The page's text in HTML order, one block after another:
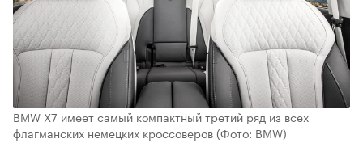
BMW X7 имеет самый компактный третий ряд из всех
флагманских немецких кроссоверов(Фото: BMW)